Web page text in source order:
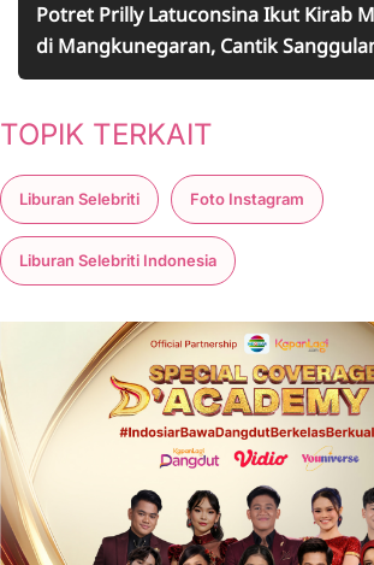
Potret Prilly Latuconsina Ikut Kirab
di Mangkunegaran, Cantik
TOPIK TERKAIT
Liburan Selebriti Foto Instagram
Liburan Selebriti Indonesia